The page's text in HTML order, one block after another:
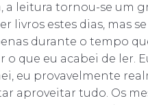
a leitura tornou-se um
livros estes dias, mas
durante o tempo
o que eu acabei de ler.
eu provavelmente
aproveitar tudo. Os